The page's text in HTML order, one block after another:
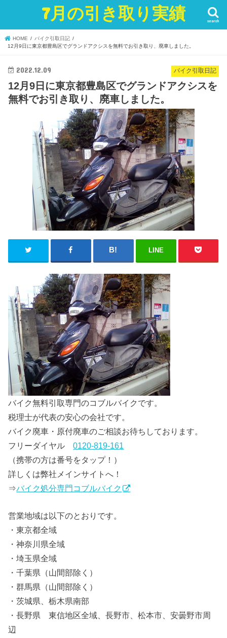
7月の引き取り実績 search
HOME
バイク引取日記
12月9日に東京都豊島区でグランドアクシスを無料でお引き取り、廃車しました。
バイク引取日記
2022.12.09
12月9日に東京都豊島区でグランドアクシスを
無料でお引き取り、廃車しました。
LINE
バイク無料引取専門のコブルバイクです。
税理士が代表の安心の会社です。
バイク廃車・原付廃車のご相談お待ちしております。
フリーダイヤル0120-819-161
（携帯の方は番号をタップ！）
詳しくは弊社メインサイトへ！
⇒バイク処分専門コブルバイク
営業地域は以下のとおりです。
・東京都全域
・神奈川県全域
・埼玉県全域
・千葉県（山間部除く）
・群馬県（山間部除く）
・茨城県、栃木県南部
・長野県 東信地区全域、長野市、松本市、安曇野市周
辺